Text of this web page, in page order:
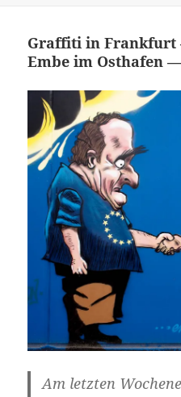
Graffiti in Frankfurt
Embe im Osthafen
Am letzten